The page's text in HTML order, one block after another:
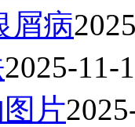
屑病
2025-11-
片